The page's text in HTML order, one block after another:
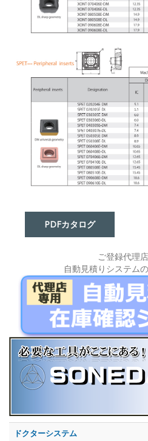
PDFカタログ
ご登録代理店
自動見積りシステム
ドクターシステム